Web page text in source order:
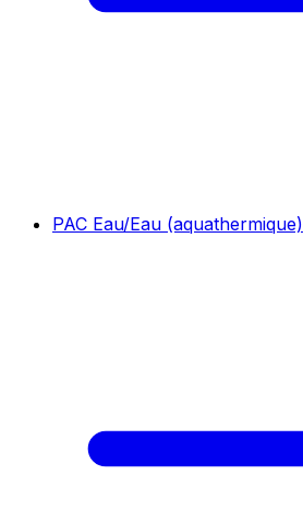
PAC Eau/Eau (aquathermique)